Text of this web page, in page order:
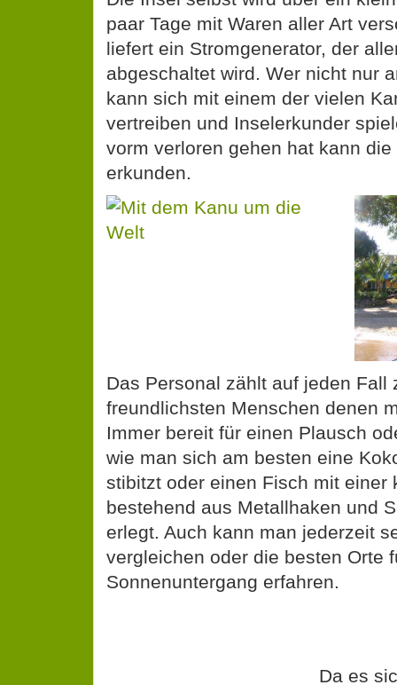
paar Tage mit Waren aller Art
liefert ein Stromgenerator, der
abgeschaltet wird. Wer nicht nur
kann sich mit einem der vielen
vertreiben und Inselerkunder
vorm verloren gehen hat kann
erkunden.
Das Personal zählt auf jeden Fall
freundlichsten Menschen denen
Immer bereit für einen Plausch
wie man sich am besten eine
stibitzt oder einen Fisch mit einer
bestehend aus Metallhaken und
erlegt. Auch kann man jederzeit
vergleichen oder die besten Orte
Sonnenuntergang erfahren.
Da es